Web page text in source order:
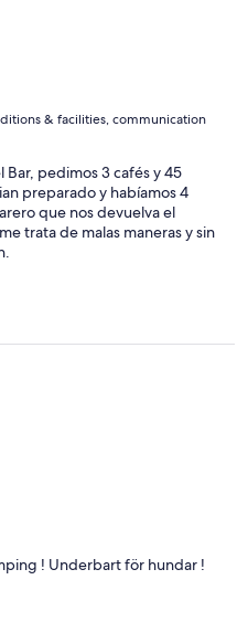
& facilities, communication
pedimos 3 cafés y 45
preparado y habíamos 4
que nos devuelva el
trata de malas maneras y sin
! Underbart för hundar !